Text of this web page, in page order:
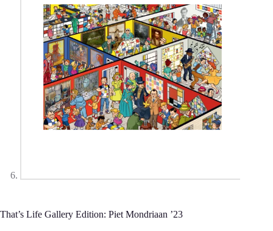
That’s Life Gallery Edition: Piet Mondriaan ’23